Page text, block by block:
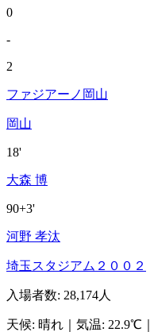
0
-
2
ファジアーノ岡山
岡山
18'
大森 博
90+3'
河野 孝汰
埼玉スタジアム２００２
入場者数: 28,174人
天候: 晴れ 気温: 22.9℃